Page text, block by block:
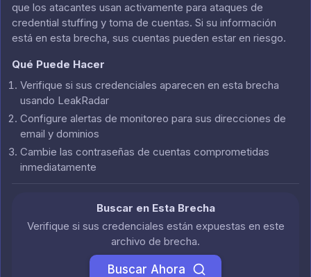
que los atacantes usan activamente para ataques de
credential stuffing y toma de cuentas. Si su información
está en esta brecha, sus cuentas pueden estar en riesgo.
Qué Puede Hacer
Verifique si sus credenciales aparecen en esta brecha
usando LeakRadar
Configure alertas de monitoreo para sus direcciones de
email y dominios
Cambie las contraseñas de cuentas comprometidas
inmediatamente
Buscar en Esta Brecha
Verifique si sus credenciales están expuestas en este
archivo de brecha.
Buscar Ahora